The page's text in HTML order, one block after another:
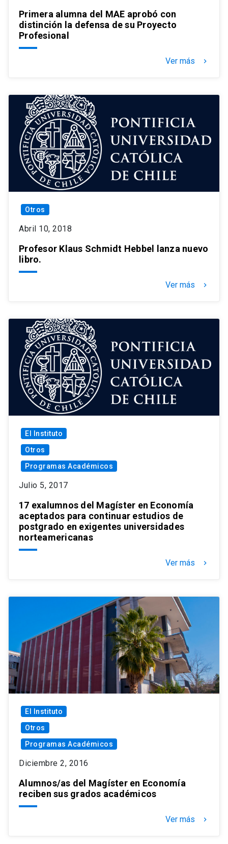
Primera alumna del MAE aprobó con
distinción la defensa de su Proyecto
Profesional
Ver más keyboard_arrow_right
Otros
Abril 10, 2018
Profesor Klaus Schmidt Hebbel lanza nuevo
libro.
Ver más keyboard_arrow_right
El Instituto
Otros
Programas Académicos
Julio 5, 2017
17 exalumnos del Magíster en Economía
aceptados para continuar estudios de
postgrado en exigentes universidades
norteamericanas
Ver más keyboard_arrow_right
El Instituto
Otros
Programas Académicos
Diciembre 2, 2016
Alumnos/as del Magíster en Economía
reciben sus grados académicos
Ver más keyboard_arrow_right